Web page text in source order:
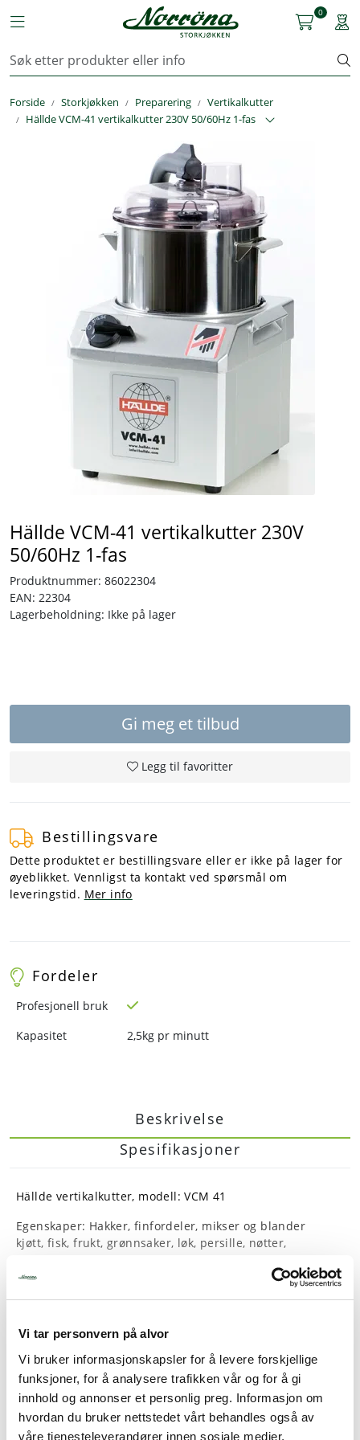
Vi tar personvern på alvor
Vi bruker informasjonskapsler for å levere forskjellige
funksjoner, for å analysere trafikken vår og for å gi
innhold og annonser et personlig preg. Informasjon om
hvordan du bruker nettstedet vårt behandles også av
våre tjenesteleverandører innen sosiale medier,
Toggle navigation
0
Forside Storkjøkken Preparering
Vertikalkutter
Hällde VCM-41 vertikalkutter 230V 50/60Hz 1-fas
Hällde VCM-41 vertikalkutter 230V
50/60Hz 1-fas
Produktnummer: 86022304
EAN: 22304
Lagerbeholdning: Ikke på lager
Gi meg et tilbud
Legg til favoritter
Beskrivelse
Spesifikasjoner
Hällde vertikalkutter, modell: VCM 41
Egenskaper: Hakker, finfordeler, mikser og blander
kjøtt, fisk, frukt, grønnsaker, løk, persille, nøtter,
Tilbereder aromasmør, majones, desserter, kjøttfarse,
Rask og enkel rengjøring, alle løse deler kan vaskes i
maskin
Behandler alle konsistenser, rå eller kokt/tørr eller
flytende
Patentert skrapesystem for raskt og jevnt resultat
Taggete knivblad for langvarig skarphet
Les mer
Bestillingsvare
Dette produktet er bestillingsvare eller er ikke på lager for
øyeblikket. Vennligst ta kontakt ved spørsmål om
leveringstid. Mer info
Fordeler
Profesjonell bruk
Kapasitet
2,5kg pr minutt
Kjøkkenutstyr
Storkjøkken
Løsninger